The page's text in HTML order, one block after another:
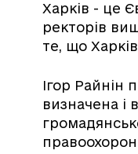
Харків - це
ректорів
те, що
Ігор Райнін
визначена і